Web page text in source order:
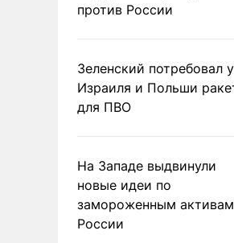
против России
Зеленский потребовал у
Израиля и Польши
для ПВО
На Западе выдвинули
новые идеи по
замороженным активам
России